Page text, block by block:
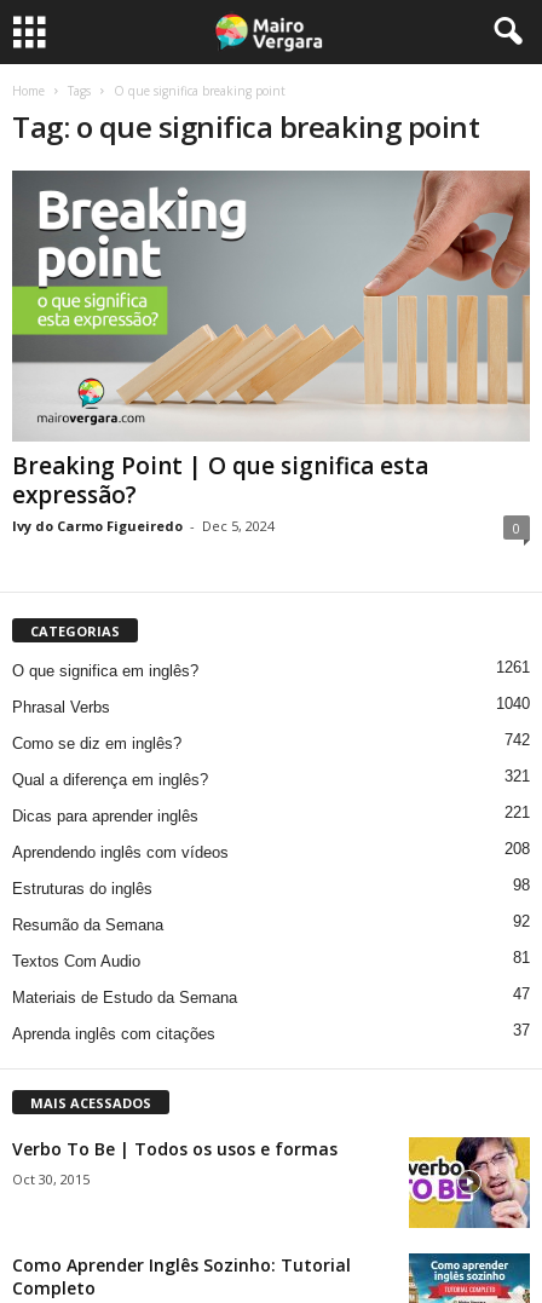
Home Tags O que significa breaking point
Tag: o que significa breaking point
Breaking Point | O que significa esta
expressão?
Ivy do Carmo Figueiredo - Dec 5, 2024 0
CATEGORIAS
O que significa em inglês? 1261
Phrasal Verbs 1040
Como se diz em inglês? 742
Qual a diferença em inglês? 321
Dicas para aprender inglês 221
Aprendendo inglês com vídeos 208
Estruturas do inglês 98
Resumão da Semana 92
Textos Com Audio 81
Materiais de Estudo da Semana 47
Aprenda inglês com citações 37
MAIS ACESSADOS
Verbo To Be | Todos os usos e formas
Oct 30, 2015
Como Aprender Inglês Sozinho: Tutorial
Completo